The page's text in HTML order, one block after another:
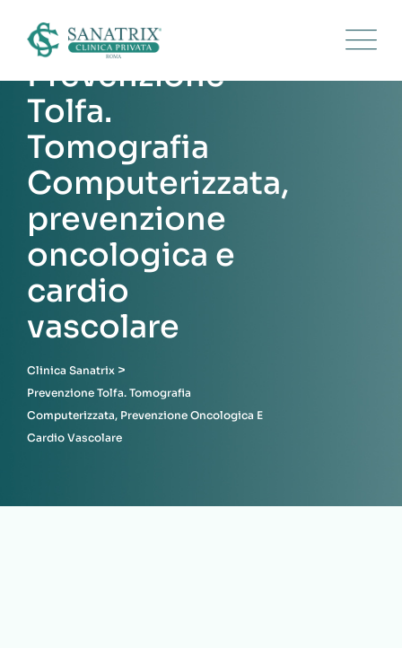
content
Prevenzione
Tolfa.
Tomografia
Computerizzata,
prevenzione
oncologica e
cardio
vascolare
Clinica Sanatrix >
Prevenzione Tolfa. Tomografia
Computerizzata, Prevenzione Oncologica E
Cardio Vascolare